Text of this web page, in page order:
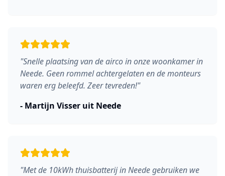
"Snelle plaatsing van de airco in onze woonkamer in
Neede. Geen rommel achtergelaten en de monteurs
waren erg beleefd. Zeer tevreden!"
- Martijn Visser uit Neede
"Met de 10kWh thuisbatterij in Neede gebruiken we